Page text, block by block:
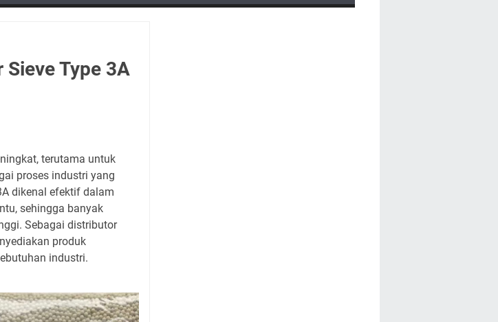
Type 3A
terutama untuk
proses industri yang
dikenal efektif dalam
sehingga banyak
Sebagai distributor
produk
industri.